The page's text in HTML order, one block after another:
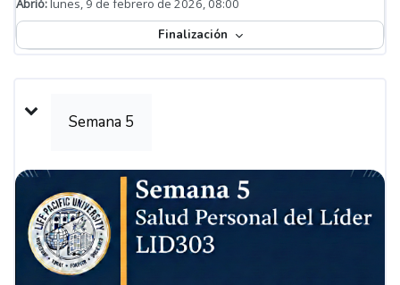
Abrió: lunes, 9 de febrero de 2026, 08:00
Finalización
Semana 5